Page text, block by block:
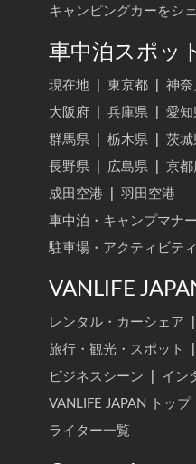
キャンピングカーをシ
車中泊スポッ
現在地 東京都 神奈
大阪府
兵庫県 愛知
群馬県
栃木県 茨城
長野県
広島県 京都
成田空港
羽田空港
車中泊・キャンプマナー
駐車場・アクティビテ
VANLIFE
レンタル・カーシェア
旅行・観光・スポット
ビジネスシーン
イン
VANLIFE JAPAN トップ
ライター一覧